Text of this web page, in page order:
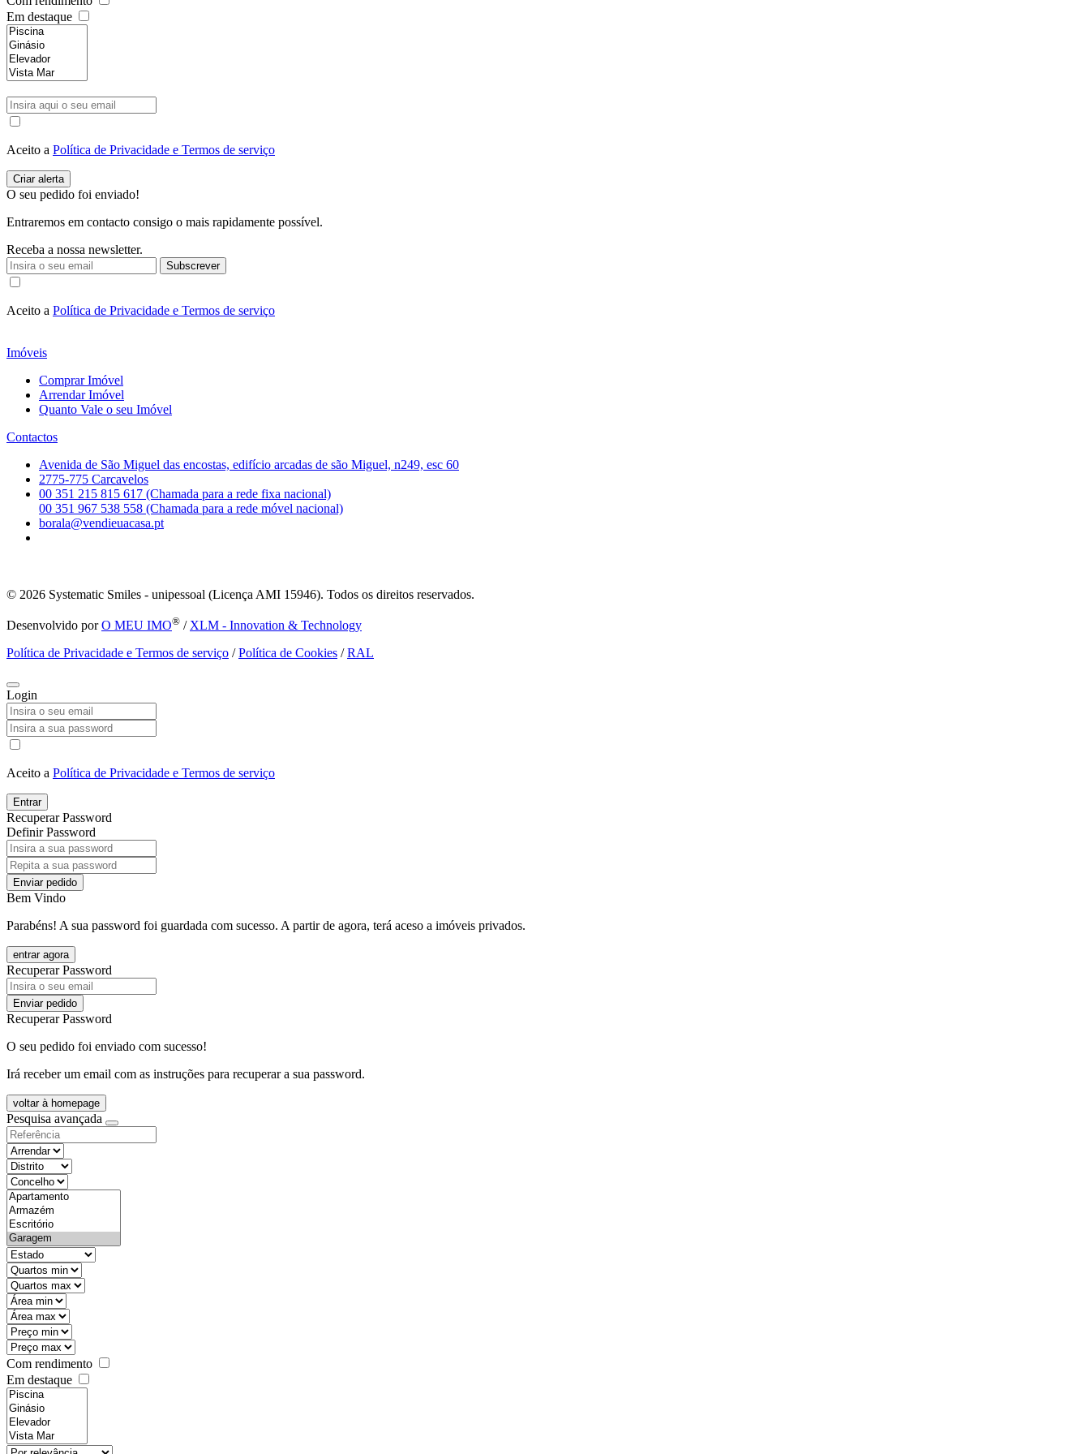
Em destaque
Aceito a Política de Privacidade e Termos de serviço
O seu pedido foi enviado!
Entraremos em contacto consigo o mais rapidamente possível.
Receba a nossa newsletter.
Subscrever
Aceito a Política de Privacidade e Termos de serviço
Imóveis
Comprar Imóvel
Arrendar Imóvel
Quanto Vale o seu Imóvel
Contactos
Avenida de São Miguel das encostas, edifício arcadas de são Miguel, n249, esc 60
2775-775 Carcavelos
00 351 215 815 617 (Chamada para a rede fixa nacional)
00 351 967 538 558 (Chamada para a rede móvel nacional)
borala@vendieuacasa.pt
© 2026 Systematic Smiles - unipessoal (Licença AMI 15946). Todos os direitos reservados.
Desenvolvido porO MEU IMO® / XLM - Innovation & Technology
Política de Privacidade e Termos de serviço /Política de Cookies /RAL
Login
Aceito a Política de Privacidade e Termos de serviço
Entrar
Recuperar Password
Definir Password
Enviar pedido
Bem Vindo
Parabéns! A sua password foi guardada com sucesso. A partir de agora, terá aceso a imóveis privados.
entrar agora
Recuperar Password
Enviar pedido
Recuperar Password
O seu pedido foi enviado com sucesso!
Irá receber um email com as instruções para recuperar a sua password.
voltar à homepage
Pesquisa avançada
objective
districtId
countyId
types
state
mintypo
maxtypo
minarea
maxarea
minprice
maxprice
Com rendimento
Em destaque
features